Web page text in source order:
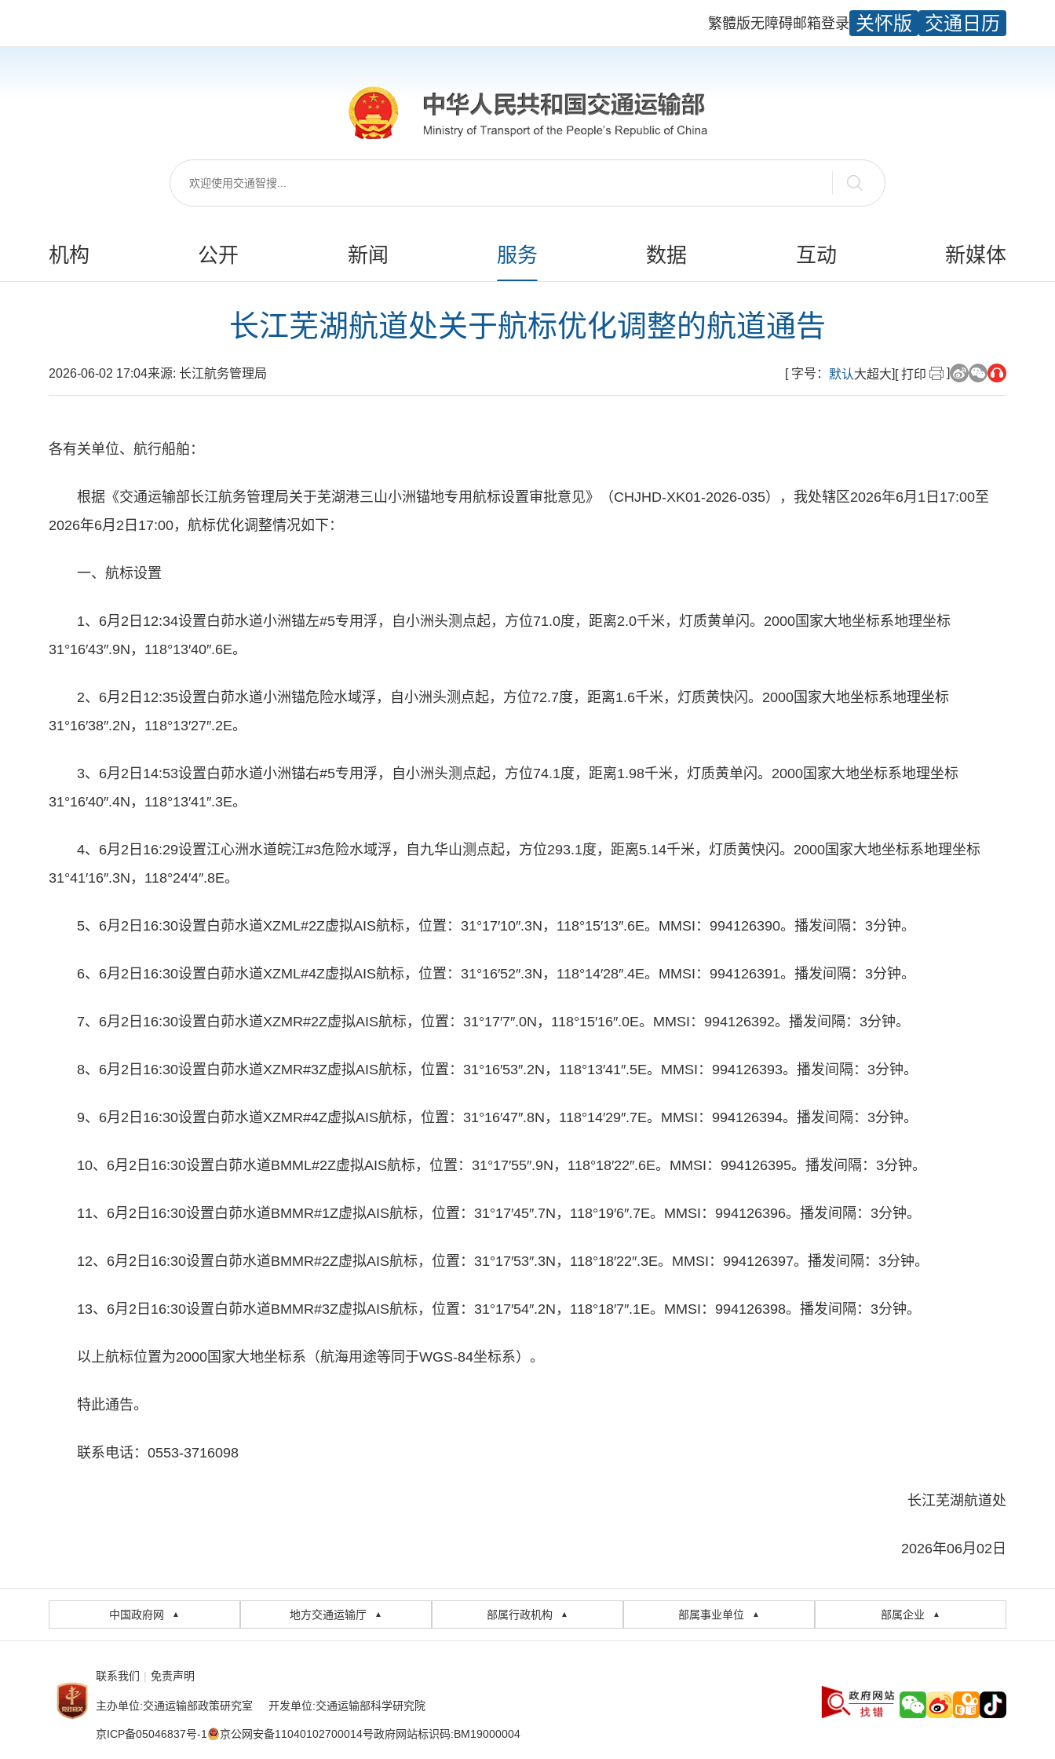
繁體版无障碍邮箱登录 关怀版 交通日历
机构 公开 新闻 服务 数据 互动 新媒体
长江芜湖航道处关于航标优化调整的航道通告
2026-06-02 17:04来源: 长江航务管理局 [ 字号： 默认大超大] [ 打印 ]
各有关单位、航行船舶：
根据《交通运输部长江航务管理局关于芜湖港三山小洲锚地专用航标设置审批意见》（CHJHD-XK01-2026-035），我处辖区2026年6月1日17:00至
2026年6月2日17:00，航标优化调整情况如下：
一、航标设置
1、6月2日12:34设置白茆水道小洲锚左#5专用浮，自小洲头测点起，方位71.0度，距离2.0千米，灯质黄单闪。2000国家大地坐标系地理坐标
31°16′43″.9N，118°13′40″.6E。
2、6月2日12:35设置白茆水道小洲锚危险水域浮，自小洲头测点起，方位72.7度，距离1.6千米，灯质黄快闪。2000国家大地坐标系地理坐标
31°16′38″.2N，118°13′27″.2E。
3、6月2日14:53设置白茆水道小洲锚右#5专用浮，自小洲头测点起，方位74.1度，距离1.98千米，灯质黄单闪。2000国家大地坐标系地理坐标
31°16′40″.4N，118°13′41″.3E。
4、6月2日16:29设置江心洲水道皖江#3危险水域浮，自九华山测点起，方位293.1度，距离5.14千米，灯质黄快闪。2000国家大地坐标系地理坐标
31°41′16″.3N，118°24′4″.8E。
5、6月2日16:30设置白茆水道XZML#2Z虚拟AIS航标，位置：31°17′10″.3N，118°15′13″.6E。MMSI：994126390。播发间隔：3分钟。
6、6月2日16:30设置白茆水道XZML#4Z虚拟AIS航标，位置：31°16′52″.3N，118°14′28″.4E。MMSI：994126391。播发间隔：3分钟。
7、6月2日16:30设置白茆水道XZMR#2Z虚拟AIS航标，位置：31°17′7″.0N，118°15′16″.0E。MMSI：994126392。播发间隔：3分钟。
8、6月2日16:30设置白茆水道XZMR#3Z虚拟AIS航标，位置：31°16′53″.2N，118°13′41″.5E。MMSI：994126393。播发间隔：3分钟。
9、6月2日16:30设置白茆水道XZMR#4Z虚拟AIS航标，位置：31°16′47″.8N，118°14′29″.7E。MMSI：994126394。播发间隔：3分钟。
10、6月2日16:30设置白茆水道BMML#2Z虚拟AIS航标，位置：31°17′55″.9N，118°18′22″.6E。MMSI：994126395。播发间隔：3分钟。
11、6月2日16:30设置白茆水道BMMR#1Z虚拟AIS航标，位置：31°17′45″.7N，118°19′6″.7E。MMSI：994126396。播发间隔：3分钟。
12、6月2日16:30设置白茆水道BMMR#2Z虚拟AIS航标，位置：31°17′53″.3N，118°18′22″.3E。MMSI：994126397。播发间隔：3分钟。
13、6月2日16:30设置白茆水道BMMR#3Z虚拟AIS航标，位置：31°17′54″.2N，118°18′7″.1E。MMSI：994126398。播发间隔：3分钟。
以上航标位置为2000国家大地坐标系（航海用途等同于WGS-84坐标系）。
特此通告。
联系电话：0553-3716098
长江芜湖航道处
2026年06月02日
中国政府网 ▲ 地方交通运输厅 ▲ 部属行政机构 ▲ 部属事业单位 ▲ 部属企业 ▲
联系我们 | 免责声明
主办单位:交通运输部政策研究室 开发单位:交通运输部科学研究院
京ICP备05046837号-1 京公网安备11040102700014号政府网站标识码:BM19000004